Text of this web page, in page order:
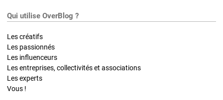
Qui utilise OverBlog ?
Les créatifs
Les passionnés
Les influenceurs
Les entreprises, collectivités et associations
Les experts
Vous !